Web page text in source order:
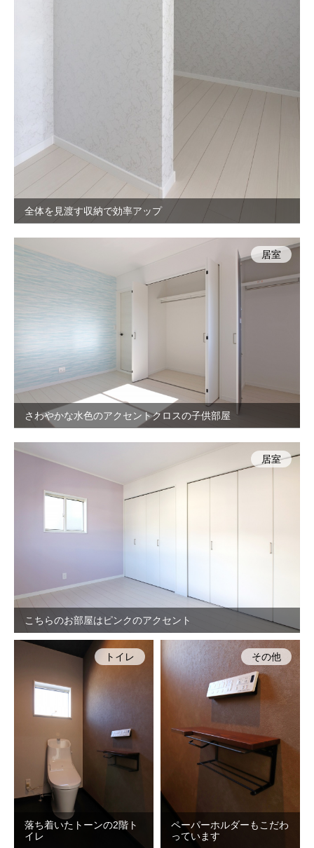
全体を見渡す収納で効率アップ
さわやかな水色のアクセントクロスの子供部屋
居室
こちらのお部屋はピンクのアクセント
居室
落ち着いたトーンの2階ト
イレ
トイレ
ペーパーホルダーもこだわ
っています
その他